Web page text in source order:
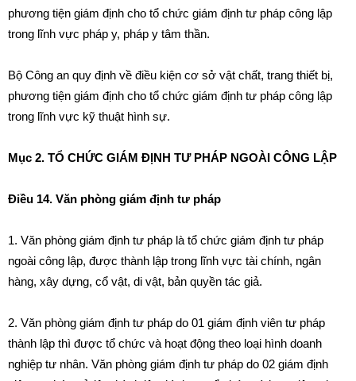
phương tiện giám định cho tổ chức giám định tư pháp công lập
trong lĩnh vực pháp y, pháp y tâm thần.
Bộ Công an quy định về điều kiện cơ sở vật chất, trang thiết bị,
phương tiện giám định cho tổ chức giám định tư pháp công lập
trong lĩnh vực kỹ thuật hình sự.
Mục 2. TỔ CHỨC GIÁM ĐỊNH TƯ PHÁP NGOÀI CÔNG LẬP
Điều 14. Văn phòng giám định tư pháp
1. Văn phòng giám định tư pháp là tổ chức giám định tư pháp
ngoài công lập, được thành lập trong lĩnh vực tài chính, ngân
hàng, xây dựng, cổ vật, di vật, bản quyền tác giả.
2. Văn phòng giám định tư pháp do 01 giám định viên tư pháp
thành lập thì được tổ chức và hoạt động theo loại hình doanh
nghiệp tư nhân. Văn phòng giám định tư pháp do 02 giám định